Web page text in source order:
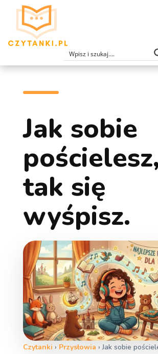
Jak sobie
pościelesz,
tak się
wyśpisz.
Czytanki › Przysłowia ›Jak sobie